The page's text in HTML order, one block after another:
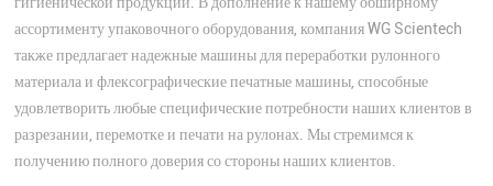
ассортименту упаковочного оборудования, компания WG Scientech
также предлагает надежные машины для переработки рулонного
материала и флексографические печатные машины, способные
удовлетворить любые специфические потребности наших клиентов в
разрезании, перемотке и печати на рулонах. Мы стремимся к
получению полного доверия со стороны наших клиентов.